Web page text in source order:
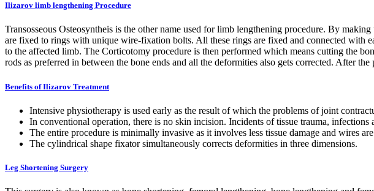
Ilizarov limb lengthening Procedure
Transosseous Osteosyntheis is the other name used for limb lengthening procedure. By
are fixed to rings with unique wire-fixation bolts. All these rings are fixed and connected with
to the affected limb. The Corticotomy procedure is then performed which means cutting the
rods as preferred in between the bone ends and all the deformities also gets corrected. After
Benefits of Ilizarov Treatment
Intensive physiotherapy is used early as the result of which the problems of joint
In conventional operation, there is no skin incision. Incidents of tissue trauma, infections
The entire procedure is minimally invasive as it involves less tissue damage and wires
The cylindrical shape fixator simultaneously corrects deformities in three dimensions.
Leg Shortening Surgery